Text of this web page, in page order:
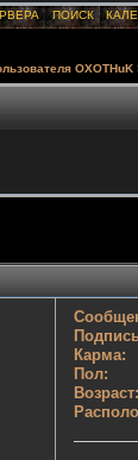
ПОИСК
OXOTHuK
Карма:
Пол:
Возраст: